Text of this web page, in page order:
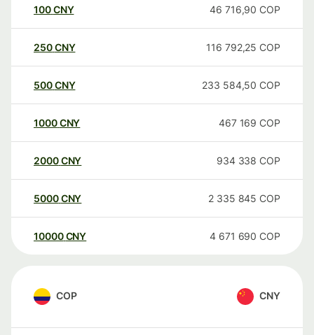
100CNY 46 716,90 COP
250CNY 116 792,25 COP
500CNY 233 584,50 COP
1000CNY 467 169 COP
2000CNY 934 338 COP
5000CNY 2 335 845 COP
10000 CNY 4 671 690 COP
COP CNY